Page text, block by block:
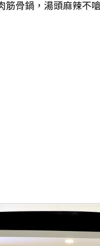
筋骨鍋，湯頭麻辣不